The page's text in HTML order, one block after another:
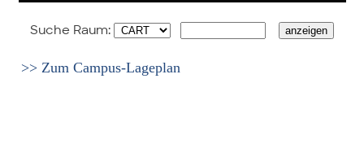
Suche Raum:
>> Zum Campus-Lageplan